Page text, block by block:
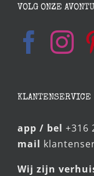
VOLG ONZE
KLANTENSERVICE
app / bel +316
mail
Wij zijn